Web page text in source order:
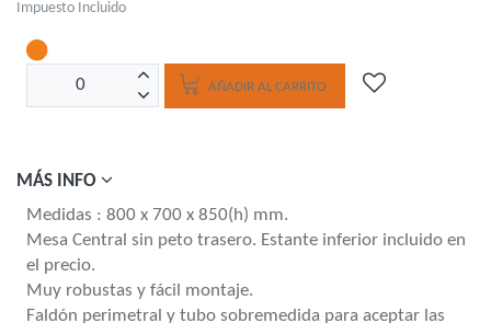
Impuesto Incluido
AÑADIR AL CARRITO
MÁS INFO
Medidas : 800 x 700 x 850(h) mm.
Mesa Central sin peto trasero. Estante inferior incluido en
el precio.
Muy robustas y fácil montaje.
Faldón perimetral y tubo sobremedida para aceptar las